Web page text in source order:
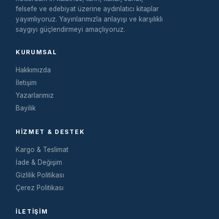
felsefe ve edebiyat üzerine aydınlatıcı kitaplar
yayımlıyoruz. Yayınlarımızla anlayışı ve karşılıklı
saygıyı güçlendirmeyi amaçlıyoruz.
KURUMSAL
Hakkımızda
İletişim
Yazarlarımız
Bayilik
HIZMET & DESTEK
Kargo & Teslimat
İade & Değişim
Gizlilik Politikası
Çerez Politikası
İLETIŞIM